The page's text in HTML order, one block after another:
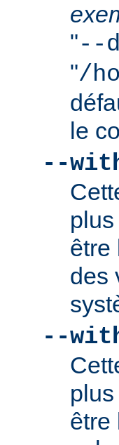
"--
"/
le
--
être
des
--
être